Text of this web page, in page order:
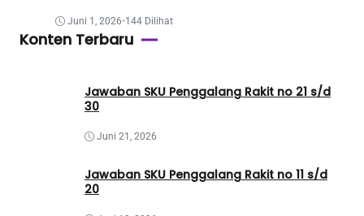
Juni 1, 2026•144 Dilihat
Konten Terbaru
Jawaban SKU Penggalang Rakit no 21 s/d
30
Juni 21, 2026
Jawaban SKU Penggalang Rakit no 11 s/d
20